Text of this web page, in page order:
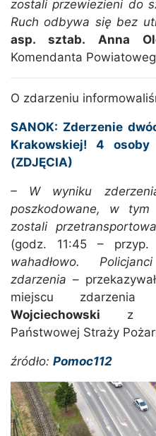
zostali przewiezieni do
Ruch odbywa się bez
asp. sztab. Anna
Komendanta
O zdarzeniu
SANOK: Zderzenie
Krakowskiej! 4
(ZDJĘCIA)
– W wyniku
poszkodowane, w
zostali
(godz. 11:45 –
wahadłowo.
zdarzenia –
miejscu zdarzenia
Wojciechowski z
Państwowej Straży
źródło: Pomoc112